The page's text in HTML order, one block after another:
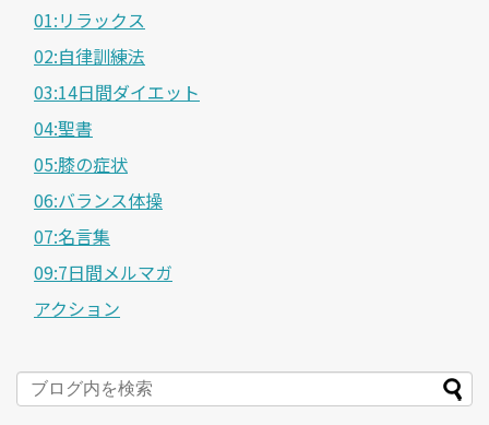
01:リラックス
02:自律訓練法
03:14日間ダイエット
04:聖書
05:膝の症状
06:バランス体操
07:名言集
09:7日間メルマガ
アクション